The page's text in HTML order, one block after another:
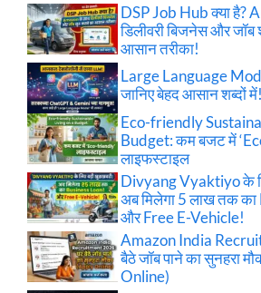
DSP Job Hub क्या है?
डिलीवरी बिजनेस और
आसान तरीका!
Large Language
जानिए बेहद आसान शब्दों में!
Eco-friendly
Budget: कम बजट में
लाइफस्टाइल
Divyang Vyaktiyo के
अब मिलेगा 5 लाख तक
और Free E-Vehicle!
Amazon India
बैठे जॉब पाने का सुनहरा
Online)